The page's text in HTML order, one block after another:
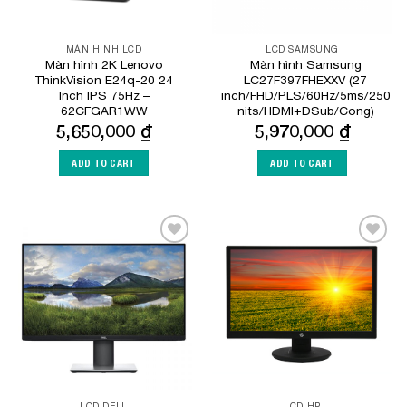
MÀN HÌNH LCD
Màn hình 2K Lenovo
ThinkVision E24q-20 24
Inch IPS 75Hz –
62CFGAR1WW
5,650,000 ₫
ADD TO CART
LCD SAMSUNG
Màn hình Samsung
LC27F397FHEXXV (27
inch/FHD/PLS/60Hz/5ms/250
nits/HDMI+DSub/Cong)
5,970,000 ₫
ADD TO CART
Add to
Wishlist
Add to
Wishlist